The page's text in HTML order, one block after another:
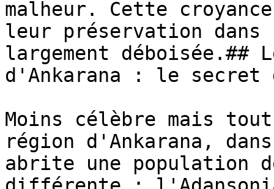
malheur. Cette
leur préservation dans
largement déboisée.##
d'Ankarana : le secret
Moins célèbre mais
région d'Ankarana,
abrite une population